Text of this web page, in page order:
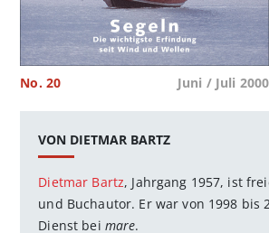
No. 20 Juni / Juli 2000
VON DIETMAR BARTZ
Dietmar Bartz, Jahrgang 1957, ist
und Buchautor. Er war von 1998 bis
Dienst bei mare.